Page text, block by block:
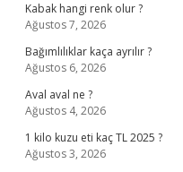
Kabak hangi renk olur ?
Ağustos 7, 2026
Bağımlılıklar kaça ayrılır ?
Ağustos 6, 2026
Aval aval ne ?
Ağustos 4, 2026
1 kilo kuzu eti kaç TL 2025 ?
Ağustos 3, 2026